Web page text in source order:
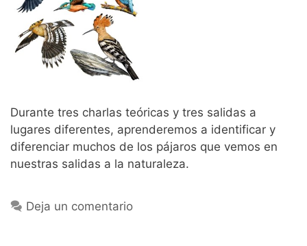
Durante tres charlas teóricas y tres salidas a
lugares diferentes, aprenderemos a identificar y
diferenciar muchos de los pájaros que vemos en
nuestras salidas a la naturaleza.
Deja un comentario